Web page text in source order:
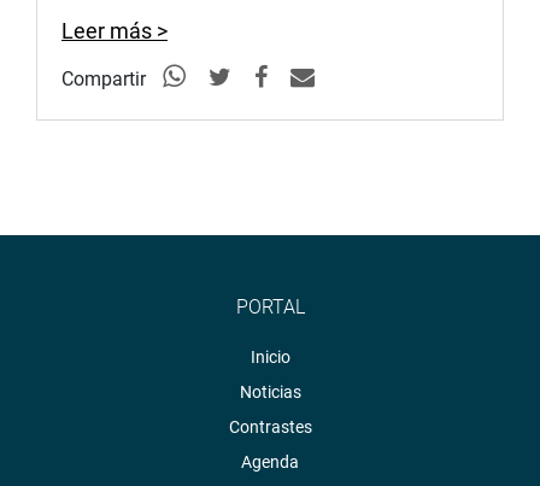
Leer más >
Compartir
PORTAL
Inicio
Noticias
Contrastes
Agenda